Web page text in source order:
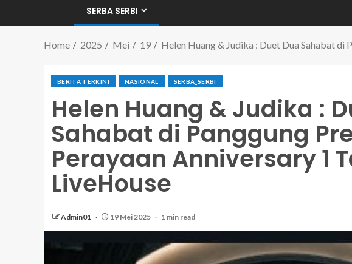
SERBA SERBI
Home 2025 Mei 19 Helen Huang & Judika : Duet Dua Sahabat
BERITA TERKINI NASIONAL SERBA_SERBI
Helen Huang & Judika :
Sahabat di Panggung
Perayaan Anniversary 1
LiveHouse
Admin01 19 Mei 2025 1 min read